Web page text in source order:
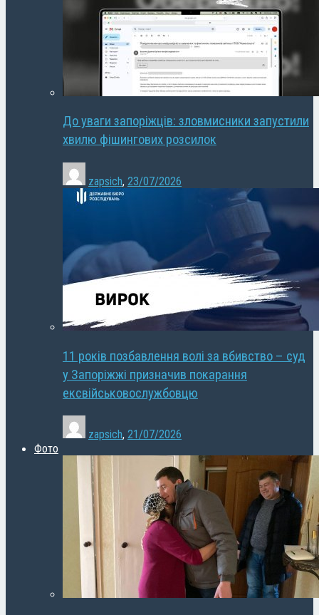
До уваги запоріжців: зловмисники запустили
хвилю фішингових розсилок
zapsich, 23/07/2026
11 років позбавлення волі за вбивство – суд
у Запоріжжі призначив покарання
ексвійськовослужбовцю
zapsich, 21/07/2026
Фото